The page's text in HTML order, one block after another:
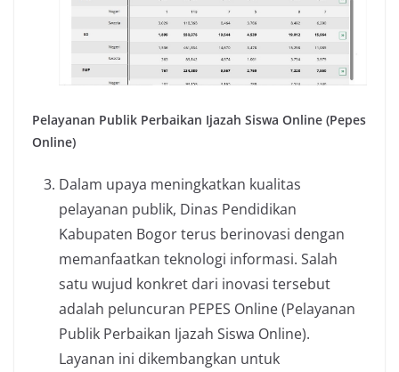
Pelayanan Publik Perbaikan Ijazah Siswa Online (Pepes
Online)
Dalam upaya meningkatkan kualitas
pelayanan publik, Dinas Pendidikan
Kabupaten Bogor terus berinovasi dengan
memanfaatkan teknologi informasi. Salah
satu wujud konkret dari inovasi tersebut
adalah peluncuran PEPES Online (Pelayanan
Publik Perbaikan Ijazah Siswa Online).
Layanan ini dikembangkan untuk